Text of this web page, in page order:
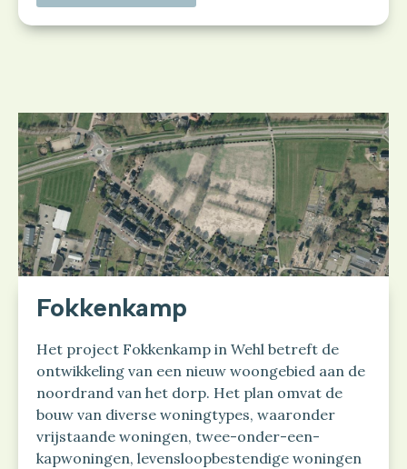
Fokkenkamp
Het project Fokkenkamp in Wehl betreft de
ontwikkeling van een nieuw woongebied aan de
noordrand van het dorp. Het plan omvat de
bouw van diverse woningtypes, waaronder
vrijstaande woningen, twee-onder-een-
kapwoningen, levensloopbestendige woningen